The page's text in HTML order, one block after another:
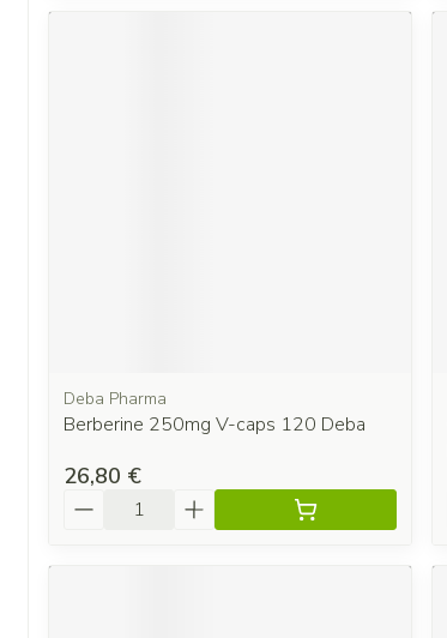
Deba Pharma
Berberine 250mg V-caps 120 Deba
26,80 €
Quantité